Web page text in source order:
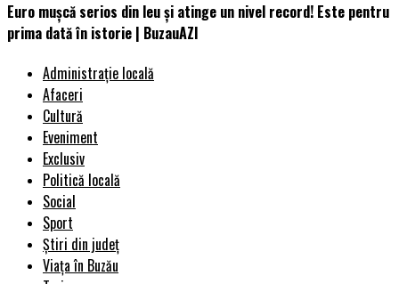
Euro mușcă serios din leu și atinge un nivel record! Este pentru
prima dată în istorie | BuzauAZI
Administrație locală
Afaceri
Cultură
Eveniment
Exclusiv
Politică locală
Social
Sport
Știri din județ
Viața în Buzău